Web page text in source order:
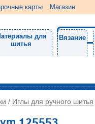
карты Магазин
для
шитья
Вязание
/ Иглы для ручного шитья